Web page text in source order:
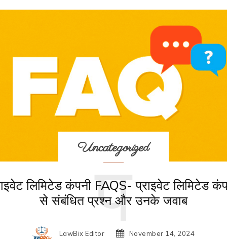
Uncategorized
लिमिटेड कंपनी FAQS- प्राइवेट लिमिटेड
से संबंधित प्रश्न और उनके जवाब
प
LawBix Editor November 14, 2024